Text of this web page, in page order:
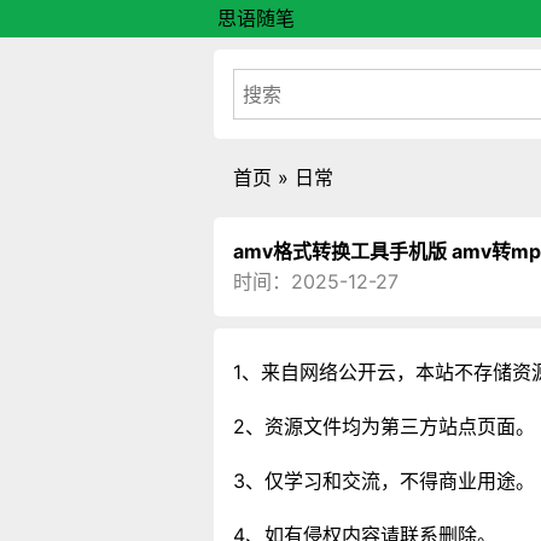
思语随笔
首页 » 日常
amv格式转换工具手机版 amv转
时间：2025-12-27
1、来自网络公开云，本站不存储资
2、资源文件均为第三方站点页面。
3、仅学习和交流，不得商业用途。
4、如有侵权内容请联系删除。